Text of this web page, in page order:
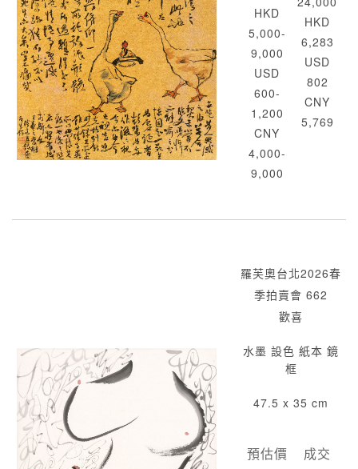
HKD
5,000-
9,000
USD
600-
1,200
CNY
4,000-
9,000
HKD
6,283
USD
802
CNY
5,769
羅芙奧台北2026春
季拍賣會 662
歡喜
水墨 設色 紙本 鏡
框
47.5 x 35 cm
預估價
成交